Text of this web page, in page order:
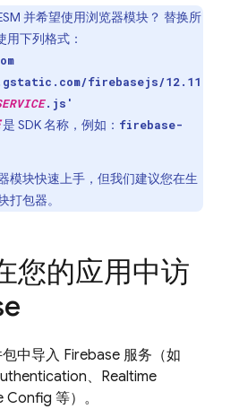
并希望使用浏览器模块？ 替换所
用下列格式：
firebasejs/12.11
.js'
是 SDK 名称，例如： firebase-
模块快速上手，但我们建议您在生
打包器。
您的应用中访
中导入 Firebase 服务（如
、 Realtime
Config 等）。